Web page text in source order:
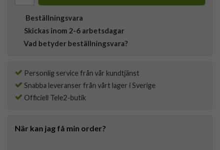
Beställningsvara
Skickas inom 2-6 arbetsdagar
Vad betyder beställningsvara?
Personlig service från vår kundtjänst
Snabba leveranser från vårt lager i Sverige
Officiell Tele2-butik
När kan jag få min order?